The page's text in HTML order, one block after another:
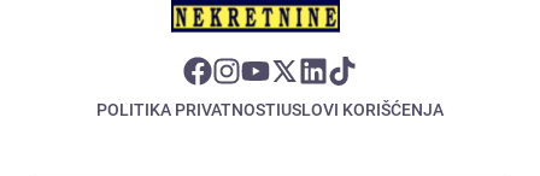
POLITIKA PRIVATNOSTIUSLOVI KORIŠĆENJA